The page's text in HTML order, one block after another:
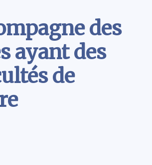
des
ayant des
de